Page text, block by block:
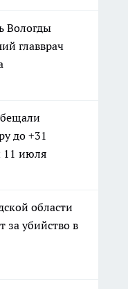
Вологды
главврач
до +31
11 июля
области
за убийство в